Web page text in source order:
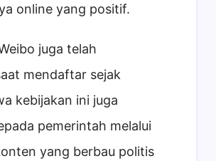
online yang positif.
juga telah
mendaftar sejak
kebijakan ini juga
pemerintah melalui
yang berbau politis